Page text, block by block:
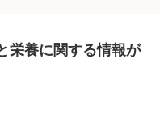
栄養に関する情報が